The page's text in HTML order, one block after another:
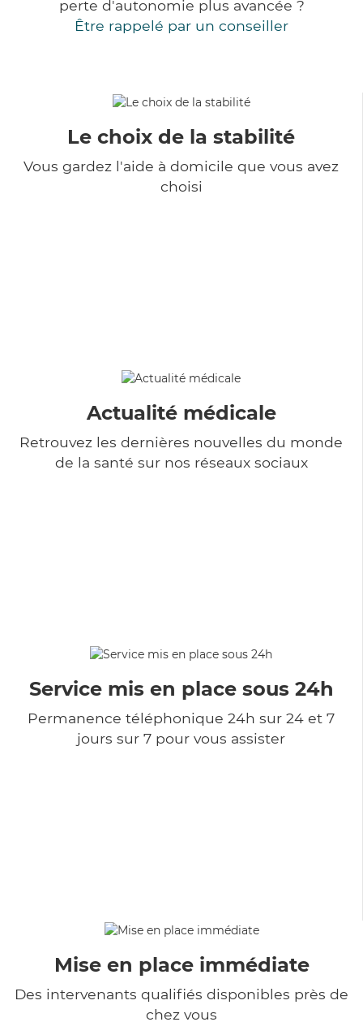
perte d'autonomie plus avancée ?
Être rappelé par un conseiller
Le choix de la stabilité
Vous gardez l'aide à domicile que vous avez
choisi
Actualité médicale
Retrouvez les dernières nouvelles du monde
de la santé sur nos réseaux sociaux
Service mis en place sous 24h
Permanence téléphonique 24h sur 24 et 7
jours sur 7 pour vous assister
Mise en place immédiate
Des intervenants qualifiés disponibles près de
chez vous